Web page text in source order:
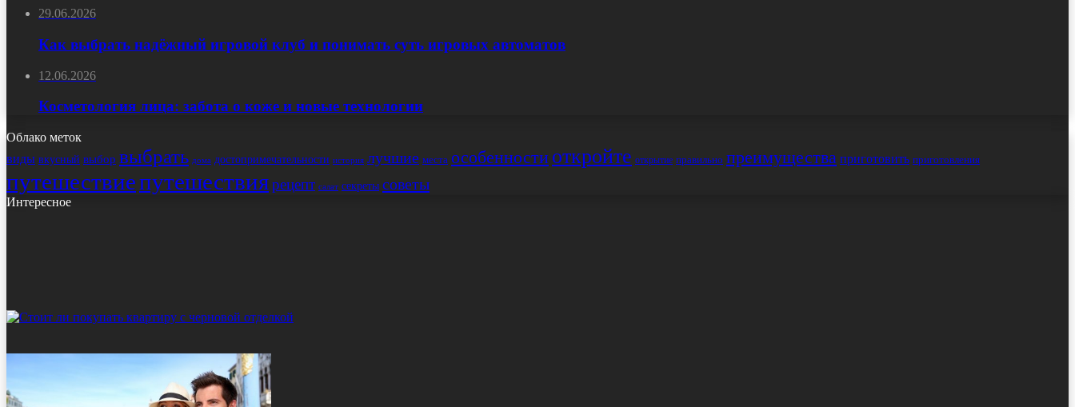
29.06.2026
Как выбрать надёжный игровой клуб и понимать суть игровых автоматов
12.06.2026
Косметология лица: забота о коже и новые технологии
Облако меток
виды вкусный выбор выбрать дома достопримечательности история лучшие места особенности откройте открытие правильно преимущества приготовить приготовления
путешествиепутешествиярецепт салат секреты советы
Интересное